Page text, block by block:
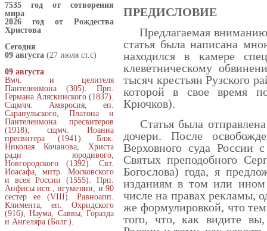
ПРЕДИСЛОВИЕ
Предлагаемая вниманию
статья была написана
находился в камере
клеветническому
тысяч крестьян Рузского
которой в свое время
Крючков).
Статья была
дочери. После
Верховного суда
Святых преподобного
Богослова) года, я
изданиям в том или ином
числе на правах рекламы,
же формулировкой, что
того, что, как видите вы,
7535 год от сотворения
мира
2026 год от Рождества
Христова
Сегодня
09 августа (27 июля ст.с)
09 августа
Вмч. и целителя
Пантелеимона (305). Прп.
Германа Аляскинского (1837).
Сщмчч. Амвросия, еп.
Сарапульского, Платона и
Пантелеимона пресвитеров
(1918); сщмч. Иоанна
пресвитера (1941). Блж.
Николая Кочанова, Христа
ради юродивого,
Новгородского (1392). Свт.
Иоасафа, митр. Московского
и всея России (1555). Прп.
Анфисы исп., игумении, и 90
сестер ее (VIII). Равноапп.
Климента, еп. Охридского
(916), Наума, Саввы, Горазда
и Ангеляра (Болг.).